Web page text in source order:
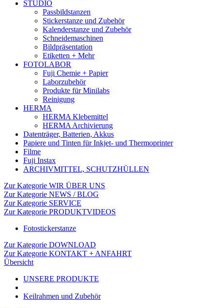
STUDIO
Passbildstanzen
Stickerstanze und Zubehör
Kalenderstanze und Zubehör
Schneidemaschinen
Bildpräsentation
Etiketten + Mehr
FOTOLABOR
Fuji Chemie + Papier
Laborzubehör
Produkte für Minilabs
Reinigung
HERMA
HERMA Klebemittel
HERMA Archivierung
Datenträger, Batterien, Akkus
Papiere und Tinten für Inkjet- und Thermoprinter
Filme
Fuji Instax
ARCHIVMITTEL, SCHUTZHÜLLEN
Zur Kategorie WIR ÜBER UNS
Zur Kategorie NEWS / BLOG
Zur Kategorie SERVICE
Zur Kategorie PRODUKTVIDEOS
Fotostickerstanze
Zur Kategorie DOWNLOAD
Zur Kategorie KONTAKT + ANFAHRT
Übersicht
UNSERE PRODUKTE
Keilrahmen und Zubehör